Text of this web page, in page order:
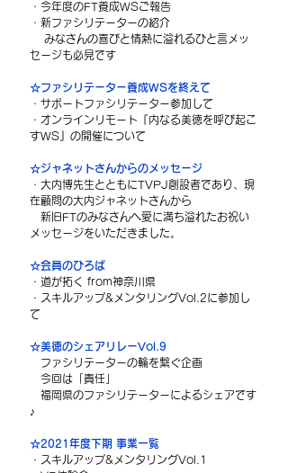
・今年度のFT養成WSご報告
・新ファシリテーターの紹介
セージも必見です
☆ファシリテーター養成WSを終えて
・サポートファシリテーター参加して
・オンラインリモート『内なる美徳を呼び起こ
すWS』の開催について
☆ジャネットさんからのメッセージ
・大内博先生とともにTVPJ創設者であり、現
在顧問の大内ジャネットさんから
新旧FTのみなさんへ愛に満ち溢れたお祝い
メッセージをいただきました。
☆会員のひろば
・道が拓く from神奈川県
・スキルアップ&メンタリングVol.2に参加し
て
☆美徳のシェアリレーVol.9
ファシリテーターの輪を繋ぐ企画
今回は「責任」
福岡県のファシリテーターによるシェアです
♪
☆2021年度下期 事業一覧
・スキルアップ&メンタリングVol.1